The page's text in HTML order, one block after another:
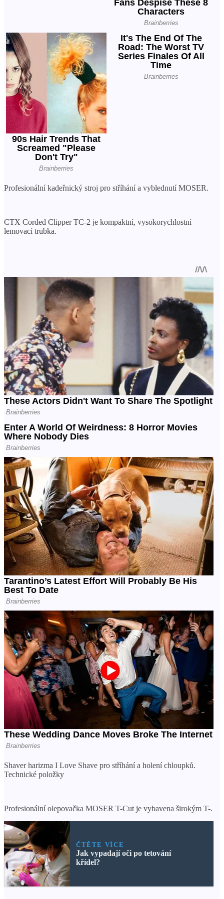
Profesionální kadeřnický stroj pro stříhání a vyblednutí MOSER.
CTX Corded Clipper TC-2 je kompaktní, vysokorychlostní
lemovací trubka.
Shaver harizma I Love Shave pro stříhání a holení chloupků.
Technické položky
Profesionální olepovačka MOSER T-Cut je vybavena širokým T-.
ČTĚTE VÍCE
Jak vypadají oči po tetování
křídel?